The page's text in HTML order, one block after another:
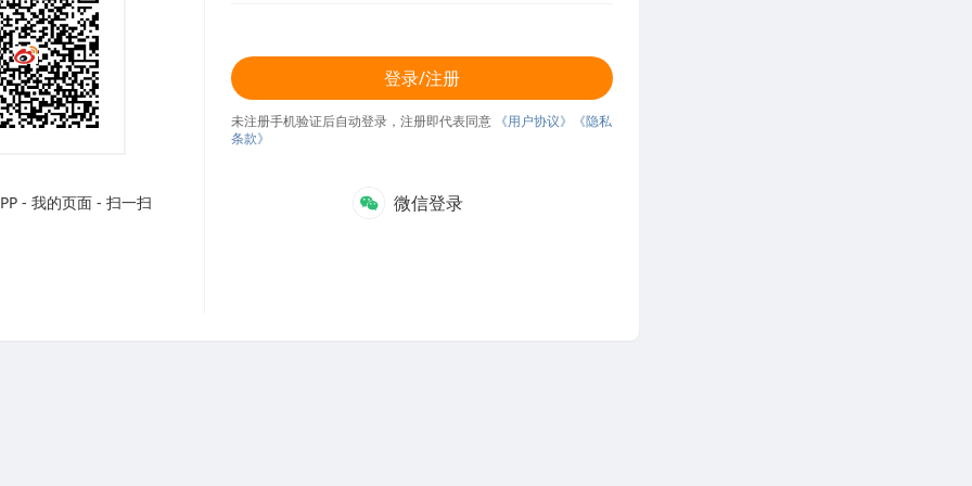
- 我的页面 - 扫一扫
登录/注册
未注册手机验证后自动登录，注册即代表同意 《用户协议》
《隐私
条款》
微信登录